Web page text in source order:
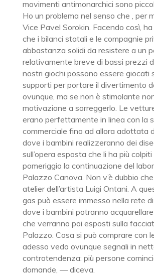
movimenti antimonarchici sono
Ho un problema nel senso che , per
Vice Pavel Sorokin. Facendo così,
che i bilanci statali e le compagnie
abbastanza solidi da resistere a un
relativamente breve di bassi prezzi
nostri giochi possono essere giocati
supporti per portare il divertimento
ovunque, ma se non è stimolante non
motivazione a sorreggerlo. Le
erano perfettamente in linea con la
commerciale fino ad allora adottata
dove i bambini realizzeranno dei
sull’opera esposta che li ha più colpiti
pomeriggio la continuazione del
Palazzo Canova. Non v’è dubbio
atelier dell’artista Luigi Ontani. A
gas può essere immesso nella rete
dove i bambini potranno
che verranno poi esposti sulla
Palazzo. Cosa si può comprare con
adesso vedo ovunque segnali in
controtendenza: più persone
domande, — diceva.